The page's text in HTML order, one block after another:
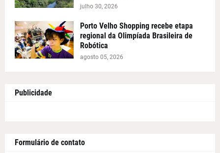
julho 30, 2026
Porto Velho Shopping recebe etapa
regional da Olimpíada Brasileira de
Robótica
agosto 05, 2026
Publicidade
Formulário de contato